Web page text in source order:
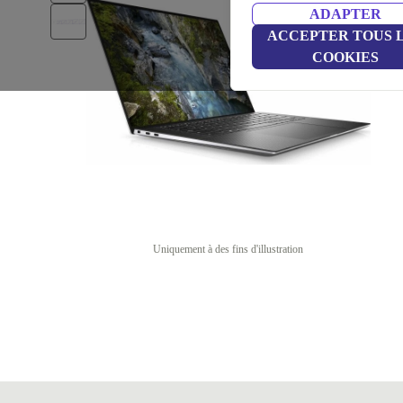
ADAPTER
ACCEPTER TOUS
COOKIES
Uniquement à des fins d'illustration